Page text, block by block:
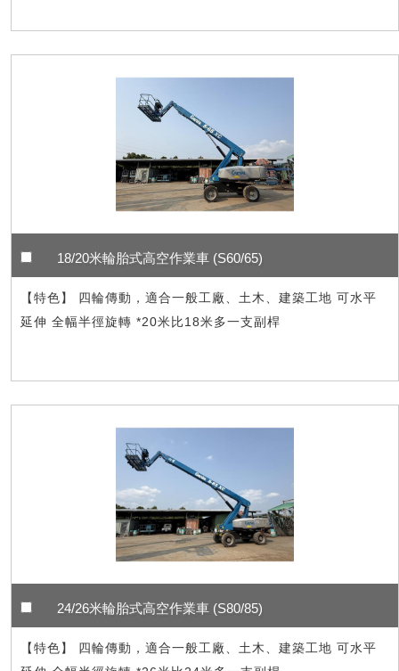
18/20米輪胎式高空作業車 (S60/65)
【特色】 四輪傳動，適合一般工廠、土木、建築工地 可水平
延伸 全幅半徑旋轉 *20米比18米多一支副桿
24/26米輪胎式高空作業車 (S80/85)
【特色】 四輪傳動，適合一般工廠、土木、建築工地 可水平